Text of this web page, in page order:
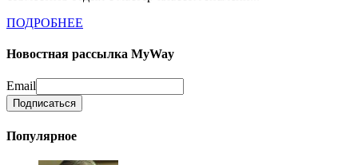
ПОДРОБНЕЕ
Новостная рассылка MyWay
Email
Популярное